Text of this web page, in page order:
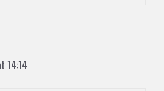
14:14